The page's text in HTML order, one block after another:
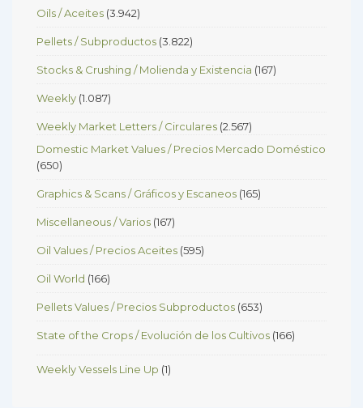
Oils / Aceites (3.942)
Pellets / Subproductos (3.822)
Stocks & Crushing / Molienda y Existencia (167)
Weekly (1.087)
Weekly Market Letters / Circulares (2.567)
Domestic Market Values / Precios Mercado Doméstico
(650)
Graphics & Scans / Gráficos y Escaneos (165)
Miscellaneous / Varios (167)
Oil Values / Precios Aceites (595)
Oil World (166)
Pellets Values / Precios Subproductos (653)
State of the Crops / Evolución de los Cultivos (166)
Weekly Vessels Line Up (1)